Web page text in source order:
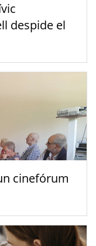
despide el
cinefórum